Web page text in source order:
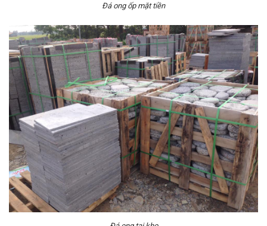
Đá ong ốp mặt tiền